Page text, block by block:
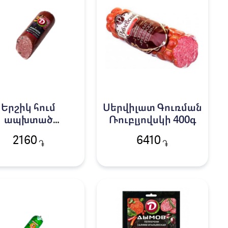
Երշիկ հում
ապխտած
Դիմով 230գ
2160 ֏
Սերվիլատ Գուռման
Ռուբլյովսկի 400գ
6410 ֏